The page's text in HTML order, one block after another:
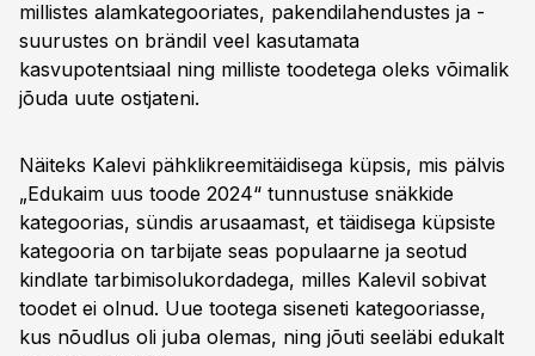
millistes alamkategooriates, pakendilahendustes ja -
suurustes on brändil veel kasutamata
kasvupotentsiaal ning milliste toodetega oleks võimalik
jõuda uute ostjateni.
Näiteks Kalevi pähklikreemitäidisega küpsis, mis pälvis
„Edukaim uus toode 2024“ tunnustuse snäkkide
kategoorias, sündis arusaamast, et täidisega küpsiste
kategooria on tarbijate seas populaarne ja seotud
kindlate tarbimisolukordadega, milles Kalevil sobivat
toodet ei olnud. Uue tootega siseneti kategooriasse,
kus nõudlus oli juba olemas, ning jõuti seeläbi edukalt